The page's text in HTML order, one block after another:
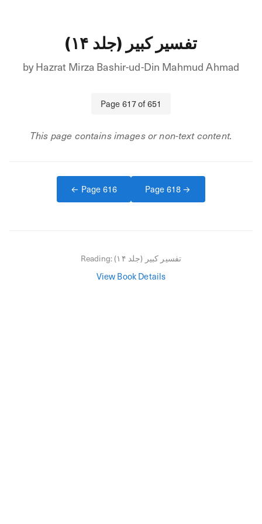
تفسیر کبیر (جلد ۱۴)
byHazrat Mirza Bashir-ud-Din Mahmud Ahmad
Page 617of651
This page contains images or non-text content.
← Page 616 Page 618 →
Reading: تفسیر کبیر (جلد ۱۴)
View Book Details